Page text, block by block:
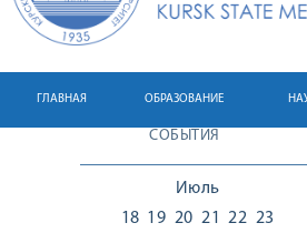
ГЛАВНАЯ ОБРАЗОВАНИЕ
СОБЫТИЯ
Июль
18 19 20 21
22 23